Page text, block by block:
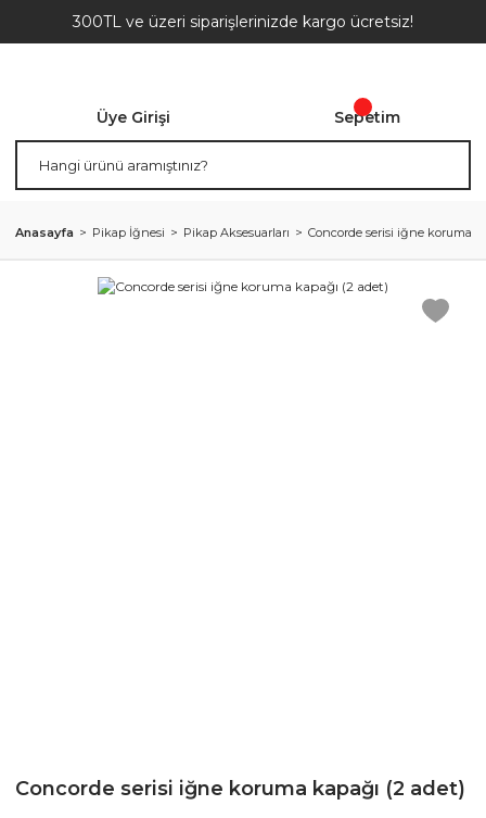
300TL ve üzeri siparişlerinizde kargo ücretsiz!
Üye Girişi Sepetim
Anasayfa Pikap İğnesi Pikap Aksesuarları Concorde serisi iğne koruma
Concorde serisi iğne koruma kapağı (2 adet)